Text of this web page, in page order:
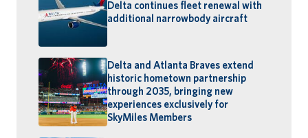
Delta continues fleet renewal with
additional narrowbody aircraft
Delta and Atlanta Braves extend
historic hometown partnership
through 2035, bringing new
experiences exclusively for
SkyMiles Members